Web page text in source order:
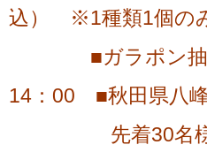
込） ※1種類1個の
■ガラポン抽選
14：00 ■秋田県八
先着30名様